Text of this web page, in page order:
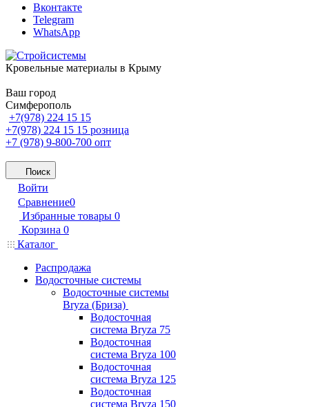
Вконтакте
Telegram
WhatsApp
Кровельные материалы в Крыму
Ваш город
Симферополь
+7(978) 224 15 15
+7(978) 224 15 15 розница
+7 (978) 9-800-700 опт
Поиск
Войти
Сравнение0
Избранные товары 0
Корзина 0
Каталог
Распродажа
Водосточные системы
Водосточные системы
Bryza (Бриза)
Водосточная
система Bryza 75
Водосточная
система Bryza 100
Водосточная
система Bryza 125
Водосточная
система Bryza 150